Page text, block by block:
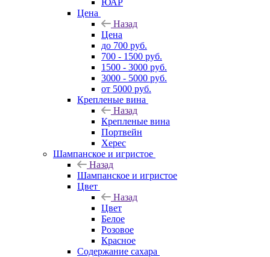
ЮАР
Цена
Назад
Цена
до 700 руб.
700 - 1500 руб.
1500 - 3000 руб.
3000 - 5000 руб.
от 5000 руб.
Крепленые вина
Назад
Крепленые вина
Портвейн
Херес
Шампанское и игристое
Назад
Шампанское и игристое
Цвет
Назад
Цвет
Белое
Розовое
Красное
Содержание сахара